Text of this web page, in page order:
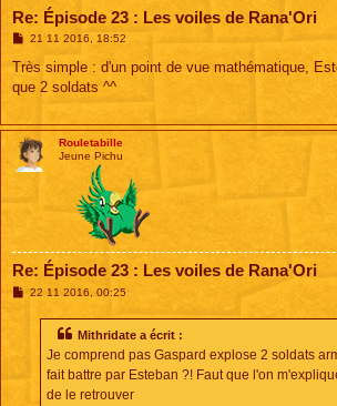
Re: Épisode 23 : Les voiles de Rana'Ori
M
s
a
21 11 2016, 18:52
Très simple : d'un point de vue mathématique,
que 2 soldats ^^
Rouletabille
Jeune Pichu
Re: Épisode 23 : Les voiles de Rana'Ori
M22 11 2016, 00:25
Mithridate a écrit :
Je comprend pas Gaspard explose 2 soldats
fait battre par Esteban ?! Faut que l'on
de le retrouver